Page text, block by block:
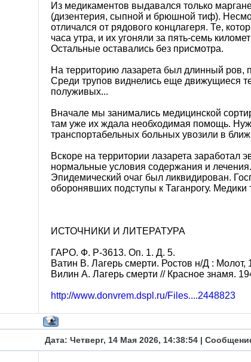
Из медикаментов выдавался только
(дизентерия, сыпной и брюшной тиф).
отличался от рядового концлагеря. Те,
часа утра, и их угоняли за пять-семь
Остальные оставались без присмотра.
На территорию лазарета был длинный ров,
Среди трупов виднелись еще движущиеся
полуживых...
Вначале мы занимались медицинской
там уже их ждала необходимая помощь.
транспортабельных больных увозили в
Вскоре на территории лазарета
нормальные условия содержания и
Эпидемический очаг был ликвидирован.
оборонявших подступы к Таганрогу.
ИСТОЧНИКИ И ЛИТЕРАТУРА
ГАРО. Ф. Р-3613. Оп. 1. Д. 5.
Ватин В. Лагерь смерти. Ростов н/Д : Молот,
Вилин А. Лагерь смерти // Красное знамя.
http://www.donvrem.dspl.ru/Files....2448823
Дата: Четверг, 14 Мая 2026, 14:38:54 |